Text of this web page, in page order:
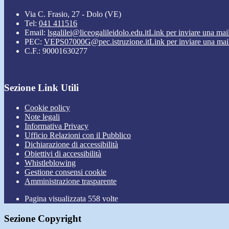
Via C. Frasio, 27 - Dolo (VE)
Tel: 041 411516
Email: lsgalilei@liceogalileidolo.edu.itLink per inviare una
PEC: VEPS07000G@pec.istruzione.itLink per inviare una
C.F.: 90001630277
Sezione Link Utili
Cookie policy
Note legali
Informativa Privacy
Ufficio Relazioni con il Pubblico
Dichiarazione di accessibilità
Obiettivi di accessibilità
Whistleblowing
Gestione consensi cookie
Amministrazione trasparente
Pagina visualizzata 558 volte
Sezione Copyright